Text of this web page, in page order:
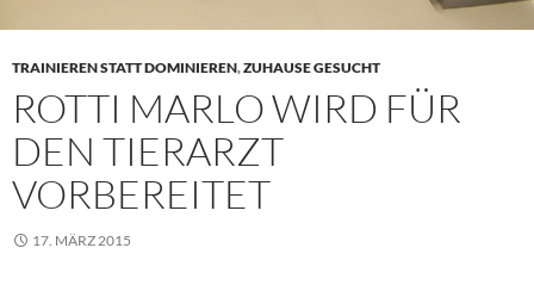
TRAINIEREN STATT DOMINIEREN,ZUHAUSE GESUCHT
ROTTI MARLO WIRD FÜR
DEN TIERARZT
VORBEREITET
17. MÄRZ 2015